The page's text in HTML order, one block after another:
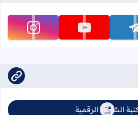
تابعنا على telegram تابعنا على youtube تابعنا على instagram
الشامل الرقمية